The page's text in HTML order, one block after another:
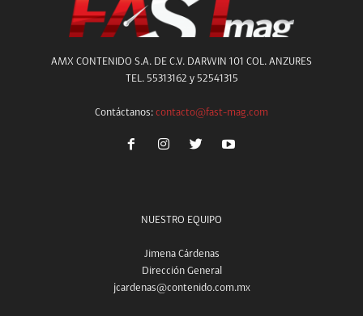
AMX CONTENIDO S.A. DE C.V. DARWIN 101 COL. ANZURES
TEL. 55313162 y 52541315
Contáctanos: contacto@fast-mag.com
NUESTRO EQUIPO
Jimena Cárdenas
Dirección General
jcardenas@contenido.com.mx